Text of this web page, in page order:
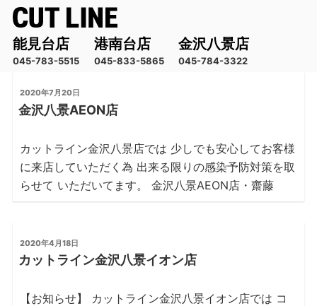
能見台店
045-783-5515
港南台店
045-833-5865
金沢八景店
045-784-3322
投
稿
日:
2020年7月20日
金沢八景AEON店
カットライン金沢八景店では 少しでも安心してお客様
に来店していただく為 出来る限りの感染予防対策を取
らせて いただいてます。 金沢八景AEON店・齋藤
投
稿
日:
2020年4月18日
カットライン金沢八景イオン店
【お知らせ】 カットライン金沢八景イオン店では コ